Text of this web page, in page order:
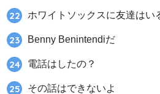
ホワイトソックスに友達はい
Benny Benintendiだ
電話はしたの？
その話はできないよ